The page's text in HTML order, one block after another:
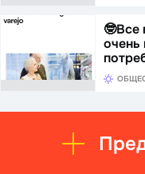
🤓Все
очень